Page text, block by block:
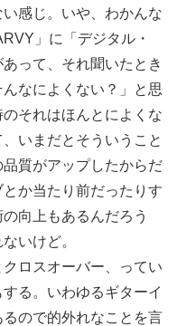
感じ。いや、わかんな
」に「デジタル・
って、それ聞いたとき
なによくない？」と思
それはほんとによくな
いまだとそういうこと
質がアップしたからだ
か当たり前だったりす
向上もあるんだろう
いけど。
ロスオーバー、ってい
る。いわゆるギターイ
ので的外れなことを言